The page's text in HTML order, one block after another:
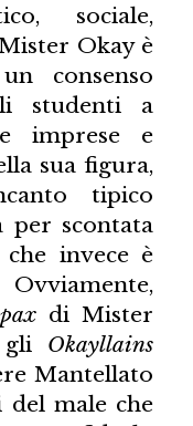
sociale,
Okay è
consenso
studenti a
imprese e
sua figura,
tipico
per scontata
invece è
pax di Mister
gli Okayllains
Mantellato
del male che